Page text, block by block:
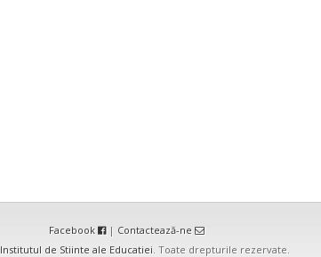
Facebook | Contactează-ne
Institutul de Stiinte ale Educatiei. Toate drepturile rezervate.